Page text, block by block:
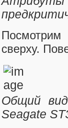
сверху.
Общий вид
Seagate